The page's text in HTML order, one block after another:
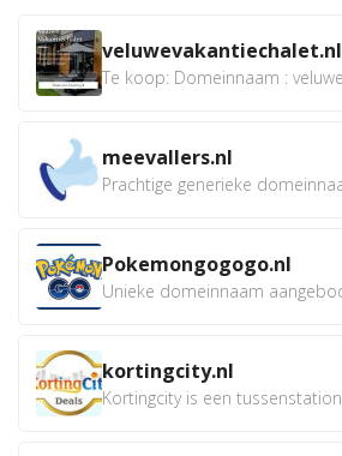
veluwevakantiechalet.nl
meevallers.nl
Pokemongogogo.nl
kortingcity.nl